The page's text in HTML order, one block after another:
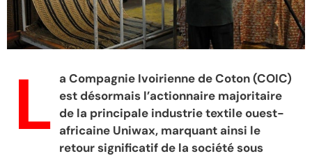
L a Compagnie Ivoirienne de Coton (COIC)
est désormais l’actionnaire majoritaire
de la principale industrie textile ouest-
africaine Uniwax, marquant ainsi le
retour significatif de la société sous